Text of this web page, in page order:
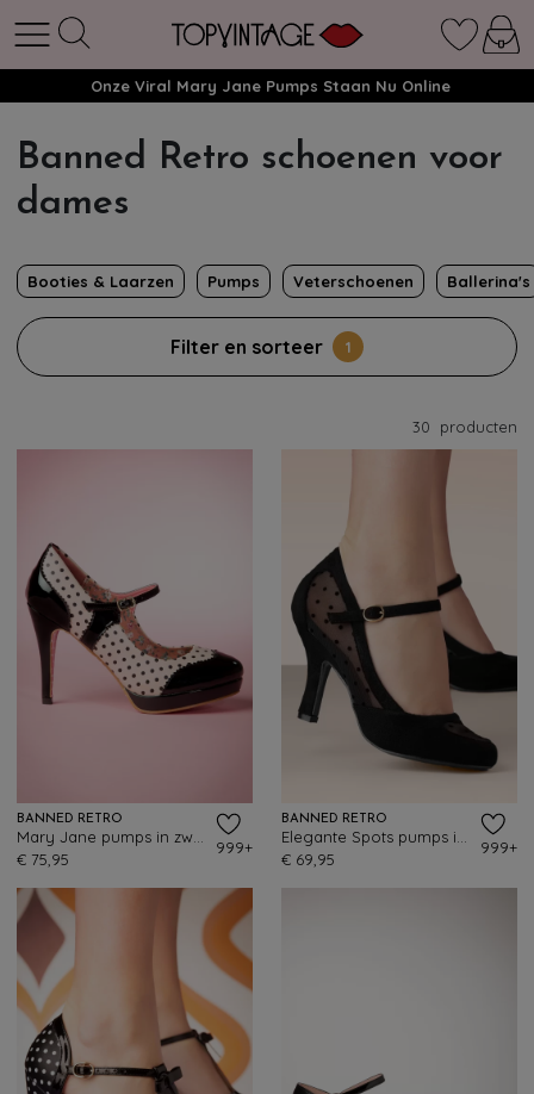
Onze Viral Mary Jane Pumps Staan Nu Online
Banned Retro schoenen voor
dames
Booties & Laarzen Pumps Veterschoenen Ballerina's
Filter en sorteer 1
30 producten
BANNED RETRO
€ 75,95
999+
BANNED RETRO
€ 69,95
999+